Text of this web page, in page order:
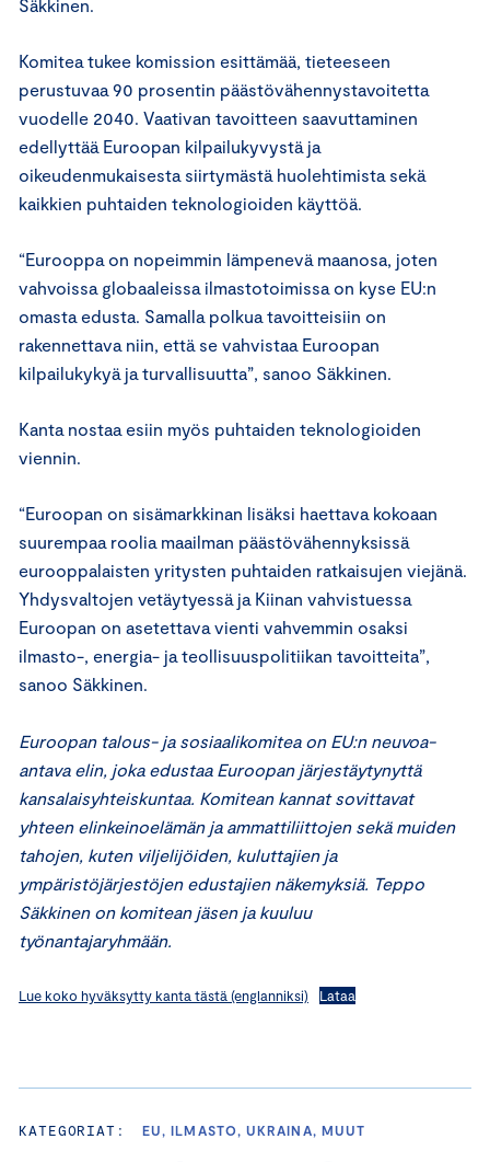
Säkkinen.
Komitea tukee komission esittämää, tieteeseen
perustuvaa 90 prosentin päästövähennystavoitetta
vuodelle 2040. Vaativan tavoitteen saavuttaminen
edellyttää Euroopan kilpailukyvystä ja
oikeudenmukaisesta siirtymästä huolehtimista sekä
kaikkien puhtaiden teknologioiden käyttöä.
“Eurooppa on nopeimmin lämpenevä maanosa, joten
vahvoissa globaaleissa ilmastotoimissa on kyse EU:n
omasta edusta. Samalla polkua tavoitteisiin on
rakennettava niin, että se vahvistaa Euroopan
kilpailukykyä ja turvallisuutta”, sanoo Säkkinen.
Kanta nostaa esiin myös puhtaiden teknologioiden
viennin.
“Euroopan on sisämarkkinan lisäksi haettava kokoaan
suurempaa roolia maailman päästövähennyksissä
eurooppalaisten yritysten puhtaiden ratkaisujen viejänä.
Yhdysvaltojen vetäytyessä ja Kiinan vahvistuessa
Euroopan on asetettava vienti vahvemmin osaksi
ilmasto-, energia- ja teollisuuspolitiikan tavoitteita”,
sanoo Säkkinen.
Euroopan talous- ja sosiaalikomitea on EU:n neuvoa-
antava elin, joka edustaa Euroopan järjestäytynyttä
kansalaisyhteiskuntaa. Komitean kannat sovittavat
yhteen elinkeinoelämän ja ammattiliittojen sekä muiden
tahojen, kuten viljelijöiden, kuluttajien ja
ympäristöjärjestöjen edustajien näkemyksiä. Teppo
Säkkinen on komitean jäsen ja kuuluu
työnantajaryhmään.
Lue koko hyväksytty kanta tästä (englanniksi) Lataa
KATEGORIAT: EU, ILMASTO, UKRAINA, MUUT